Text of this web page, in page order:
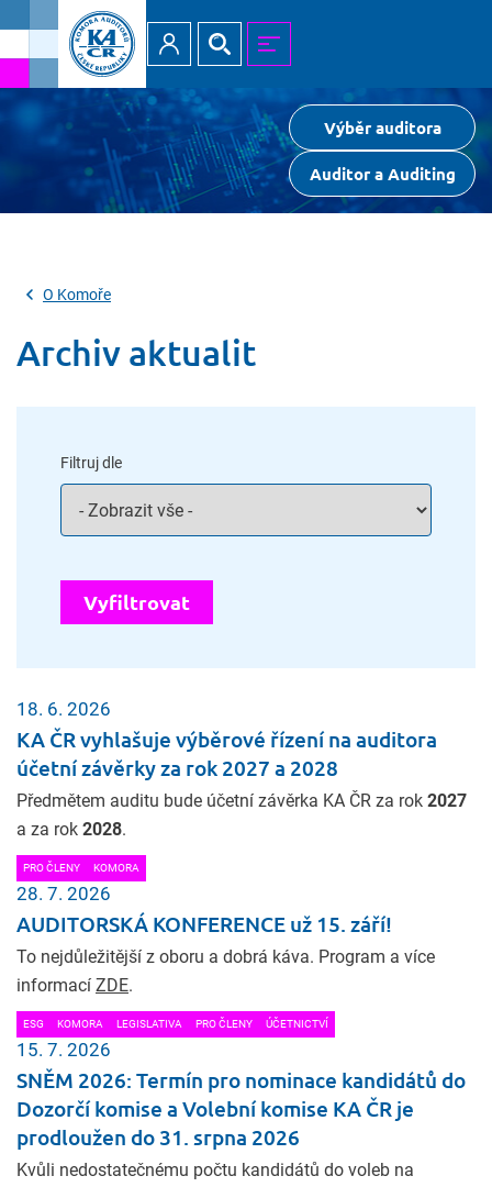
Přihlásit
Výběr auditora
Auditor a Auditing
O Komoře
Archiv aktualit
Filtruj dle
Vyfiltrovat
18. 6. 2026
KA ČR vyhlašuje výběrové řízení na auditora
účetní závěrky za rok 2027 a 2028
Předmětem auditu bude účetní závěrka KA ČR za rok 2027
a za rok 2028.
PRO ČLENY KOMORA
28. 7. 2026
AUDITORSKÁ KONFERENCE už 15. září!
To nejdůležitější z oboru a dobrá káva. Program a více
informací ZDE.
ESG KOMORA LEGISLATIVA PRO ČLENY ÚČETNICTVÍ
15. 7. 2026
SNĚM 2026: Termín pro nominace kandidátů do
Dozorčí komise a Volební komise KA ČR je
prodloužen do 31. srpna 2026
Kvůli nedostatečnému počtu kandidátů do voleb na